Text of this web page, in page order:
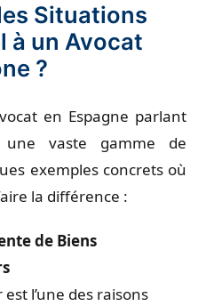
Situations
à un Avocat
?
en Espagne parlant
une vaste gamme de
exemples concrets où
la différence :
de Biens
est l’une des raisons